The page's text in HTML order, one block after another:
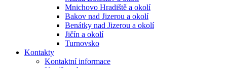
Mnichovo Hradiště a okolí
Bakov nad Jizerou a okolí
Benátky nad Jizerou a okolí
Jičín a okolí
Turnovsko
Kontakty
Kontaktní informace